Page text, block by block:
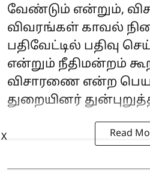
வேண்டும் என்றும்,
விவரங்கள் காவல்
பதிவேட்டில் பதிவு
என்றும் நீதிமன்றம்
விசாரணை என்ற
துறையினர்
Read
X